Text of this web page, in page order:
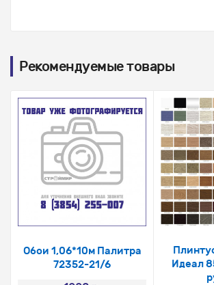
Рекомендуемые товары
Обои 1,06*10м Палитра
72352-21/6
Идеал